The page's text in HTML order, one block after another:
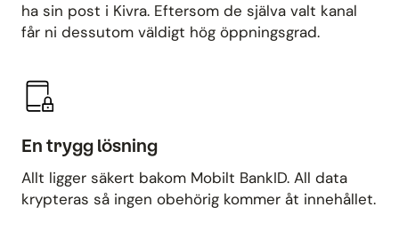
ha sin post i Kivra. Eftersom de själva valt kanal
får ni dessutom väldigt hög öppningsgrad.
En trygg lösning
Allt ligger säkert bakom Mobilt BankID. All data
krypteras så ingen obehörig kommer åt innehållet.